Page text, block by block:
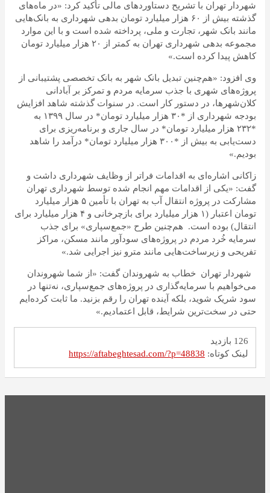
شهردار تهران با تشریح دستاوردهای مالی تأکید کرد: «در ماه‌های
گذشته بیش از ۶۰ هزار میلیارد تومان بدهی شهرداری به بانک‌هایی
مانند بانک شهر، تجارت و ملی، پرداخته شده است و با این موارد
مجموعه بدهی شهرداری تهران به کمتر از ۲۰ هزار میلیارد تومان
کاهش پیدا کرده است.»
وی افزود: «هم‌چنین تبدیل بانک شهر به بانک تخصصی پشتیبانی از
پروژه‌های شهری با جذب سرمایه مردم و تمرکز بر آبادانی
کلان‌شهرها، در دستور کار است. در سنوات گذشته شاهد افزایش
بودجه شهرداری از *۳۰ هزار میلیارد تومان* در سال ۱۳۹۹ به
*۲۳۲ هزار میلیارد تومان* در سال جاری و برنامه‌ریزی برای
دست‌یابی به بیش از *۳۰۰ هزار میلیارد تومان* درآمد را شاهد
بودیم.»
زاکانی اشاره‌ای به اقدامات فراتر از وظایف شهرداری داشت و
گفت: «یکی از اقدامات مهم‌ انجام شده توسط شهرداری تهران
مشارکت در پروژه انتقال آب به تهران با تأمین ۵ هزار میلیارد
تومان اعتبار (۱ هزار میلیارد برای بازچرخانی و ۴ هزار میلیارد برای
انتقال) بوده است. هم‌چنین طرح «جمع‌سپاری» برای جذب
سرمایه خُرد مردم در پروژه‌های سودآور مانند مسکن، مراکز
تفریحی و زیرساخت‌هایی مانند مترو نیز اجرایی شد.»
شهردار تهران خطاب به شهروندان گفت: «از شما شهروندان
می‌خواهیم با سرمایه‌گذاری در پروژه‌های جمع‌سپاری، نه‌تنها در
سود شریک شوید، بلکه آینده تهران را رقم بزنید. ما ثابت کرده‌ایم
حتی در سخت‌ترین شرایط، قابل اعتمادیم.»
126 بازدید
لینک کوتاه: https://aftabeghtesad.com/?p=48838